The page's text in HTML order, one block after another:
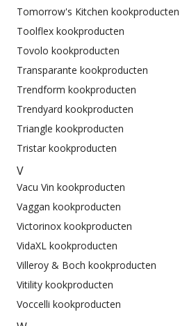
Tomorrow's Kitchen kookproducten
Toolflex kookproducten
Tovolo kookproducten
Transparante kookproducten
Trendform kookproducten
Trendyard kookproducten
Triangle kookproducten
Tristar kookproducten
V
Vacu Vin kookproducten
Vaggan kookproducten
Victorinox kookproducten
VidaXL kookproducten
Villeroy & Boch kookproducten
Vitility kookproducten
Voccelli kookproducten